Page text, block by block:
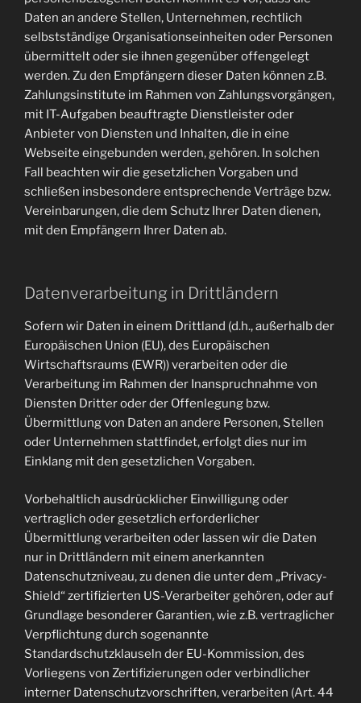
Daten an andere Stellen, Unternehmen, rechtlich
selbstständige Organisationseinheiten oder Personen
übermittelt oder sie ihnen gegenüber offengelegt
werden. Zu den Empfängern dieser Daten können z.B.
Zahlungsinstitute im Rahmen von Zahlungsvorgängen,
mit IT-Aufgaben beauftragte Dienstleister oder
Anbieter von Diensten und Inhalten, die in eine
Webseite eingebunden werden, gehören. In solchen
Fall beachten wir die gesetzlichen Vorgaben und
schließen insbesondere entsprechende Verträge bzw.
Vereinbarungen, die dem Schutz Ihrer Daten dienen,
mit den Empfängern Ihrer Daten ab.
Datenverarbeitung in Drittländern
Sofern wir Daten in einem Drittland (d.h., außerhalb der
Europäischen Union (EU), des Europäischen
Wirtschaftsraums (EWR)) verarbeiten oder die
Verarbeitung im Rahmen der Inanspruchnahme von
Diensten Dritter oder der Offenlegung bzw.
Übermittlung von Daten an andere Personen, Stellen
oder Unternehmen stattfindet, erfolgt dies nur im
Einklang mit den gesetzlichen Vorgaben.
Vorbehaltlich ausdrücklicher Einwilligung oder
vertraglich oder gesetzlich erforderlicher
Übermittlung verarbeiten oder lassen wir die Daten
nur in Drittländern mit einem anerkannten
Datenschutzniveau, zu denen die unter dem „Privacy-
Shield“ zertifizierten US-Verarbeiter gehören, oder auf
Grundlage besonderer Garantien, wie z.B. vertraglicher
Verpflichtung durch sogenannte
Standardschutzklauseln der EU-Kommission, des
Vorliegens von Zertifizierungen oder verbindlicher
interner Datenschutzvorschriften, verarbeiten (Art. 44